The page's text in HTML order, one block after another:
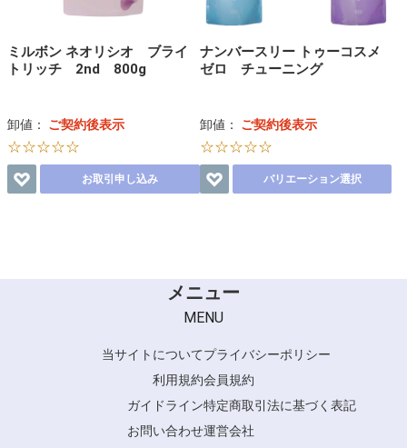
ミルボン ネオリシオ ブライ
トリッチ 2nd 800g
卸値： ご契約後表示
☆☆☆☆☆
お取引申し込み
ナンバースリー トゥーコスメ
ゼロ チューニング
卸値： ご契約後表示
☆☆☆☆☆
バリエーション選択
メニュー
MENU
当サイトについてプライバシーポリシー
利用規約会員規約
ガイドライン特定商取引法に基づく表記
お問い合わせ運営会社